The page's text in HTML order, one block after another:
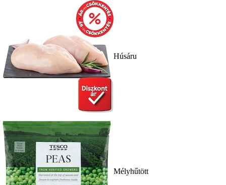
Húsáru
Mélyhűtött